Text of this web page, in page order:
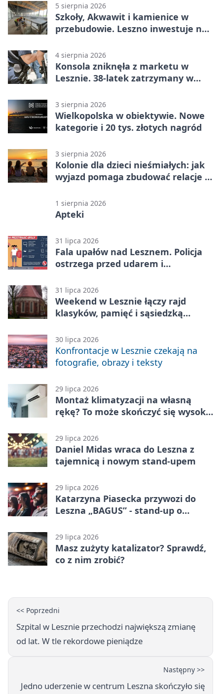
5 sierpnia 2026
Szkoły, Akwawit i kamienice w
przebudowie. Leszno inwestuje na
4 sierpnia 2026
Konsola zniknęła z marketu w
Lesznie. 38-latek zatrzymany w
3 sierpnia 2026
Wielkopolska w obiektywie. Nowe
kategorie i 20 tys. złotych nagród
3 sierpnia 2026
Kolonie dla dzieci nieśmiałych: jak
wyjazd pomaga zbudować relacje z
1 sierpnia 2026
Apteki
31 lipca 2026
Fala upałów nad Lesznem. Policja
ostrzega przed udarem i
31 lipca 2026
Weekend w Lesznie łączy rajd
klasyków, pamięć i sąsiedzką
30 lipca 2026
Konfrontacje w Lesznie czekają na
fotografie, obrazy i teksty
29 lipca 2026
Montaż klimatyzacji na własną
rękę? To może skończyć się wysoką
29 lipca 2026
Daniel Midas wraca do Leszna z
tajemnicą i nowym stand-upem
29 lipca 2026
Katarzyna Piasecka przywozi do
Leszna „BAGUS” - stand-up o
29 lipca 2026
Masz zużyty katalizator? Sprawdź,
co z nim zrobić?
<< Poprzedni
Szpital w Lesznie przechodzi największą zmianę
od lat. W tle rekordowe pieniądze
Następny >>
Jedno uderzenie w centrum Leszna skończyło się